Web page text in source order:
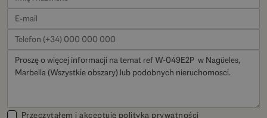
Przeczytałem i akceptuję polityka prywatności